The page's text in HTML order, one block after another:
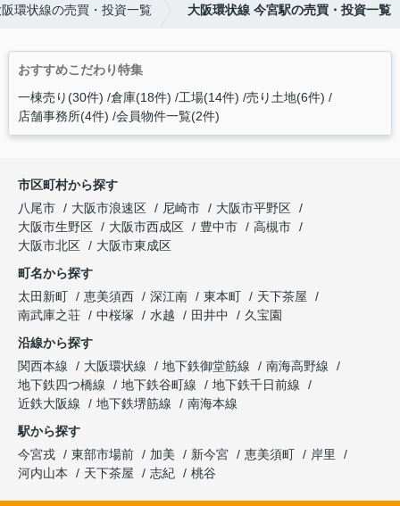
環状線の売買・投資一覧 大阪環状線 今宮駅の売買・投資一覧
おすすめこだわり特集
一棟売り(30件) 倉庫(18件) 工場(14件) 売り土地(6件)
店舗事務所(4件) 会員物件一覧(2件)
市区町村から探す
八尾市
大阪市浪速区 尼崎市
大阪市平野区
大阪市生野区
大阪市西成区 豊中市
高槻市
大阪市北区
大阪市東成区
町名から探す
太田新町
恵美須西 深江南 東本町
天下茶屋
南武庫之荘
中桜塚 水越 田井中
久宝園
沿線から探す
関西本線
大阪環状線 地下鉄御堂筋線
南海高野線
地下鉄四つ橋線
地下鉄谷町線
地下鉄千日前線
近鉄大阪線
地下鉄堺筋線
南海本線
駅から探す
今宮戎
東部市場前 加美 新今宮 恵美須町
岸里
河内山本
天下茶屋 志紀 桃谷